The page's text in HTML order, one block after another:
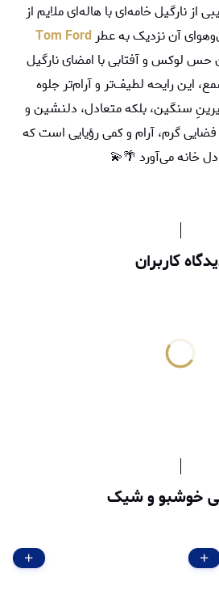
از نارگیل خامه‌ای با هاله‌ای ملایم از
آن نزدیک به عطر Tom Ford
لوکس و آفتابی با امضای نارگیل
این رایحه لطیف‌تر و آرام‌تر جلوه
سنگین، بلکه متعادل، دلنشین و
گرم، آرام و کمی رؤیایی است که
خانه می‌آورد 🌴💫
کاربران
خوشبو و شیک